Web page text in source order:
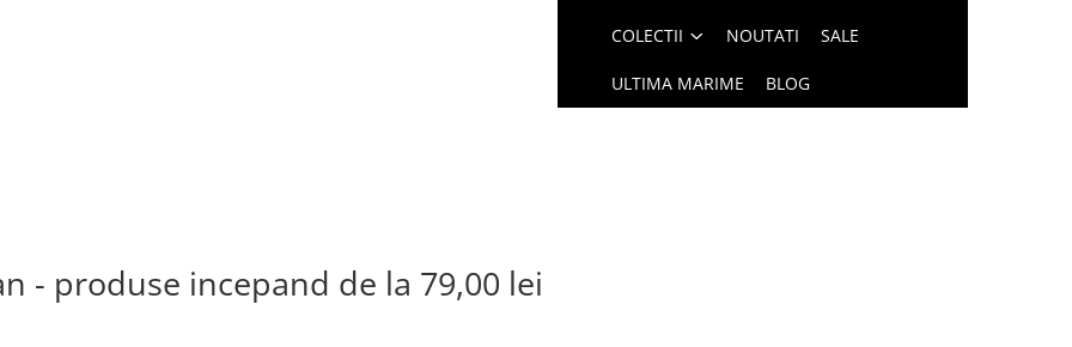
COLECTII NOUTATI SALE
ULTIMA MARIME BLOG
- produse incepand de la 79,00 lei